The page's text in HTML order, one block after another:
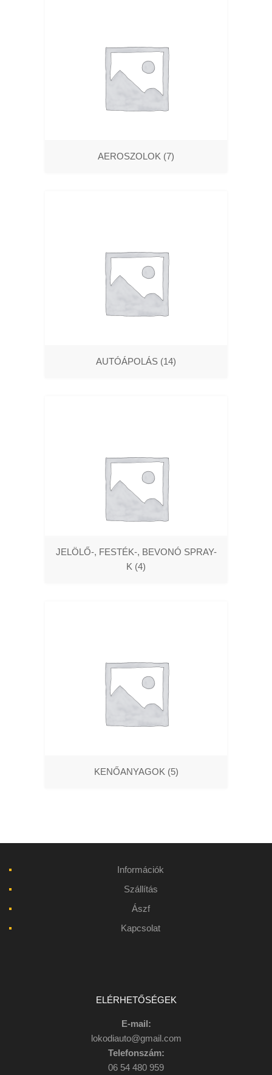
AEROSZOLOK (7)
AUTÓÁPOLÁS (14)
JELÖLŐ-, FESTÉK-, BEVONÓ SPRAY-
K (4)
KENŐANYAGOK (5)
Információk
Szállítás
Ászf
Kapcsolat
ELÉRHETŐSÉGEK
E-mail:
lokodiauto@gmail.com
Telefonszám:
06 54 480 959